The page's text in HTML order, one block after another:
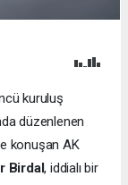
kuruluş
düzenlenen
konuşan AK
Birdal, iddialı bir